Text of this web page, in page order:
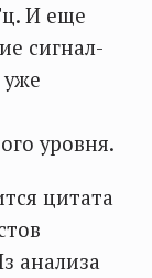
И еще
сигнал-
уровня.
цитата
анализа